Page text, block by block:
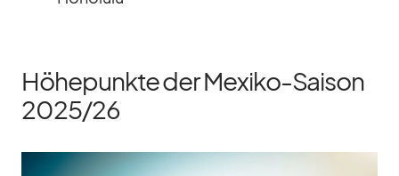
Höhepunkte der Mexiko-Saison
2025/​26